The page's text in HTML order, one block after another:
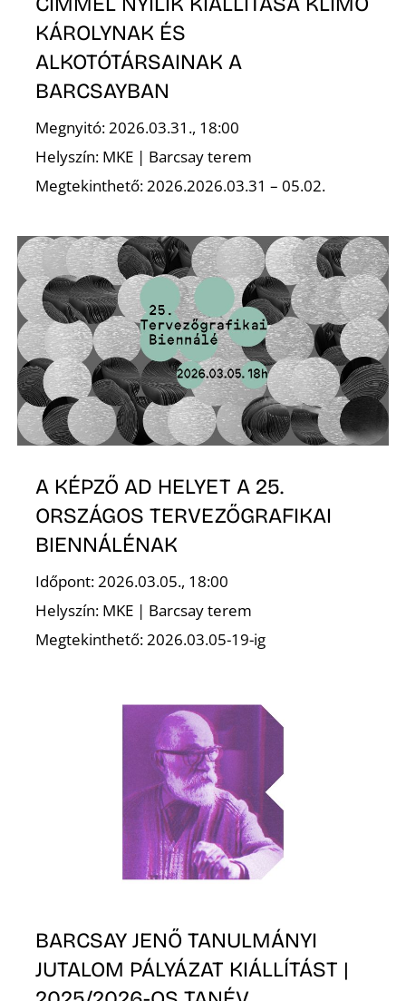
KÁROLYNAK ÉS
ALKOTÓTÁRSAINAK A
BARCSAYBAN
Megnyitó: 2026.03.31., 18:00
Helyszín: MKE | Barcsay terem
Megtekinthető: 2026.2026.03.31 – 05.02.
A KÉPZŐ AD HELYET A 25.
ORSZÁGOS TERVEZŐGRAFIKAI
BIENNÁLÉNAK
Időpont: 2026.03.05., 18:00
Helyszín: MKE | Barcsay terem
Megtekinthető: 2026.03.05-19-ig
BARCSAY JENŐ TANULMÁNYI
JUTALOM PÁLYÁZAT KIÁLLÍTÁST |